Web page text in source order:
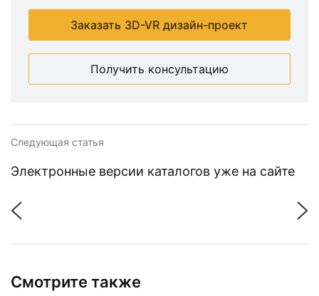
Заказать 3D-VR дизайн-проект
Получить консультацию
Следующая статья
Электронные версии каталогов уже на сайте
Смотрите также